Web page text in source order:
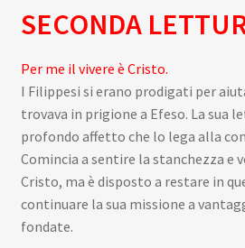
SECONDA
Per me il vivere è Cristo.
I Filippesi si erano prodigati per
trovava in prigione a Efeso. La sua
profondo affetto che lo lega alla
Comincia a sentire la stanchezza e
Cristo, ma è disposto a restare in
continuare la sua missione a
fondate.